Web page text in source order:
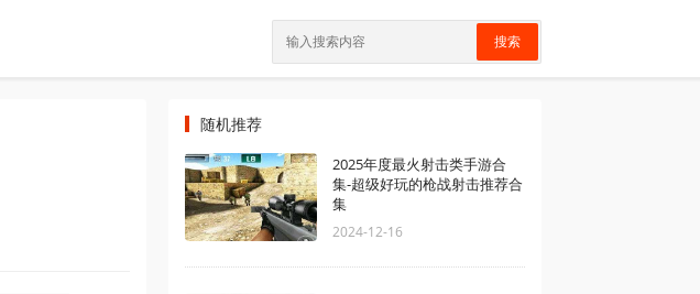
搜索
随机推荐
2025年度最火射击类手游合
集-超级好玩的枪战射击推荐合
集
2024-12-16